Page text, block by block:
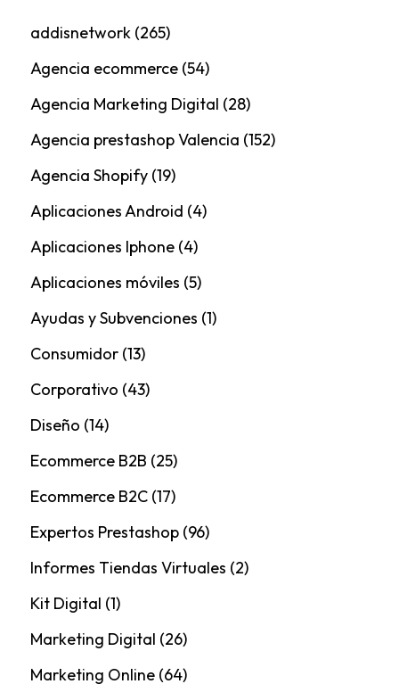
addisnetwork(265)
Agencia ecommerce(54)
Agencia Marketing Digital (28)
Agencia prestashop Valencia (152)
Agencia Shopify(19)
Aplicaciones Android (4)
Aplicaciones Iphone(4)
Aplicaciones móviles (5)
Ayudas y Subvenciones (1)
Consumidor(13)
Corporativo (43)
Diseño (14)
Ecommerce B2B (25)
Ecommerce B2C(17)
Expertos Prestashop(96)
Informes Tiendas Virtuales (2)
Kit Digital (1)
Marketing Digital (26)
Marketing Online(64)